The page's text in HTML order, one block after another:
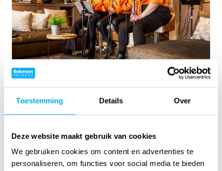
Toestemming Details Over
Deze website maakt gebruik van cookies
We gebruiken cookies om content en advertenties te
personaliseren, om functies voor social media te bieden
bezoekers
unieke speelruimte, de bioscoop en bij de
Playstations is volop vermaak. Zo kunt u rustig
inspiratie opdoen, terwijl de kinderen zich vermaken.